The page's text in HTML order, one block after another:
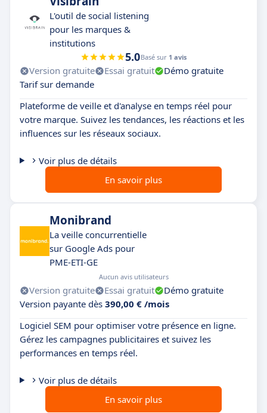
L'outil de social listening
pour les marques &
institutions
5.0Basé sur 1 avis
Version gratuite Essai gratuit
Démo gratuite
Tarif sur demande
Plateforme de veille et d'analyse en temps réel pour
votre marque. Suivez les tendances, les réactions et les
influences sur les réseaux sociaux.
Voir plus de détails
En savoir plus
Monibrand
La veille concurrentielle
sur Google Ads pour
PME-ETI-GE
Aucun avis utilisateurs
Version gratuite Essai gratuit
Démo gratuite
Version payante dès 390,00 € /mois
Logiciel SEM pour optimiser votre présence en ligne.
Gérez les campagnes publicitaires et suivez les
performances en temps réel.
Voir plus de détails
En savoir plus